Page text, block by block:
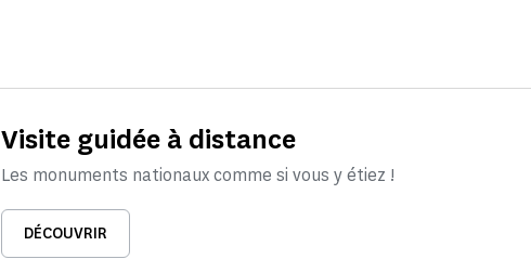
Visite guidée à distance
Les monuments nationaux comme si vous y étiez !
DÉCOUVRIR